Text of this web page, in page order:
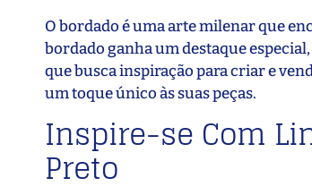
O bordado é uma arte milenar que
bordado ganha um destaque
que busca inspiração para criar e
um toque único às suas peças.
Inspire-se Com
Preto